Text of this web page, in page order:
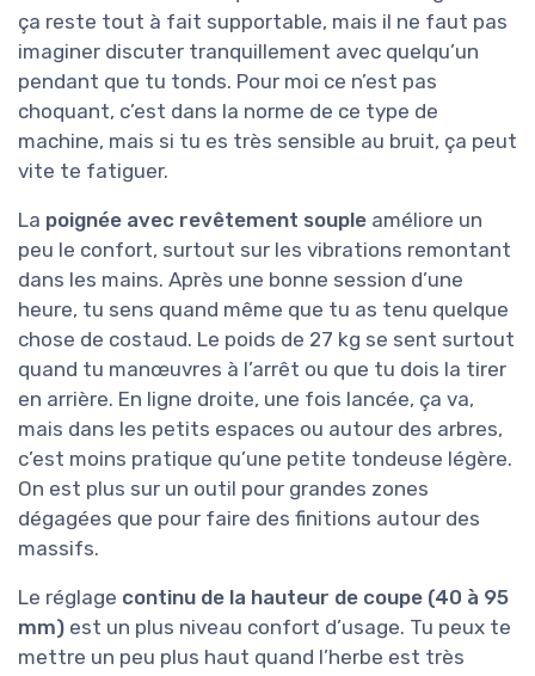
Confort d’utilisation :
efficace, mais ça reste
du thermique costaud
★★★★★
★★★★★
Sur le confort, il faut être honnête : ce n’est
pas une petite tondeuse électrique silencieuse.
La Scheppach WMP161-56, c’est unmoteur
thermique 4 temps, donc ça fait du bruit, ça
vibre, et ça sent l’essence. Avec un casque
anti-bruit et des gants, ça reste tout à fait
supportable, mais il ne faut pas imaginer
discuter tranquillement avec quelqu’un
pendant que tu tonds. Pour moi ce n’est pas
choquant, c’est dans la norme de ce type de
machine, mais si tu es très sensible au bruit, ça
peut vite te fatiguer.
La poignée avec revêtement soupleaméliore
un peu le confort, surtout sur les vibrations
remontant dans les mains. Après une bonne